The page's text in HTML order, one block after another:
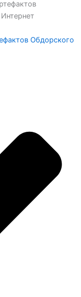
Обдорского